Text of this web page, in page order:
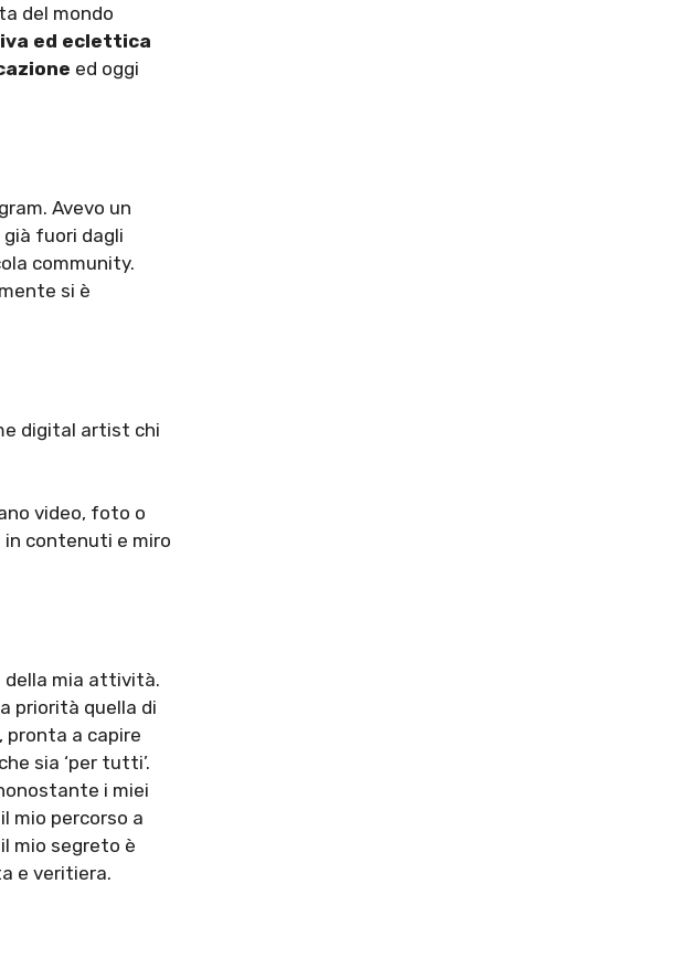
del mondo
ed eclettica
ed oggi
Avevo un
già fuori dagli
community.
si è
digital artist chi
video, foto o
in contenuti e miro
della mia attività.
priorità quella di
pronta a capire
sia ‘per tutti’.
i miei
mio percorso a
mio segreto è
e veritiera.